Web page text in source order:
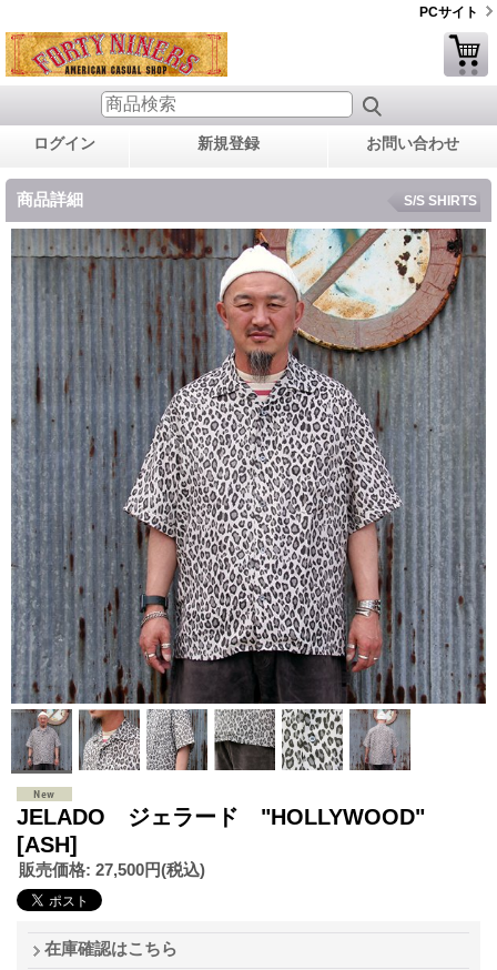
PCサイト
ログイン 新規登録 お問い合わせ
商品詳細 S/S SHIRTS
JELADO ジェラード "HOLLYWOOD"
[ASH]
販売価格: 27,500円(税込)
在庫確認はこちら